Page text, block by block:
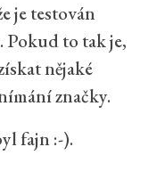
je testován
Pokud to tak je,
nějaké
značky.
fajn :-).